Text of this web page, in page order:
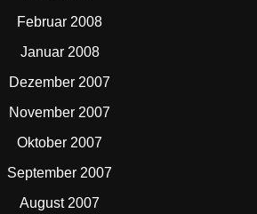
Februar 2008
Januar 2008
Dezember 2007
November 2007
Oktober 2007
September 2007
August 2007